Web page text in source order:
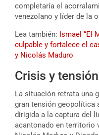
completaría el
venezolano y líder de la
Lea también: Ismael “El
culpable y fortalece el
y Nicolás Maduro
Crisis y
La situación retrata una
gran tensión geopolítica
dirigida a la captura del
acantonado en territorio